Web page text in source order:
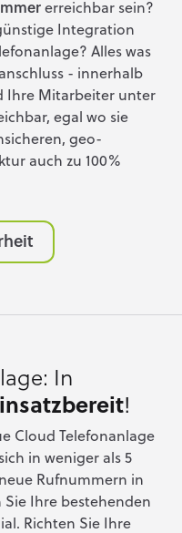
erreichbar sein?
Integration
Alles was
- innerhalb
Ihre Mitarbeiter unter
egal wo sie
geo-
auch zu 100%
In
!
Cloud Telefonanlage
in weniger als 5
Rufnummern in
Sie Ihre bestehenden
Richten Sie Ihre